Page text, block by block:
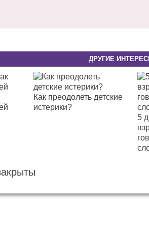
ДРУГИЕ
Как преодолеть детские
истерики?
5